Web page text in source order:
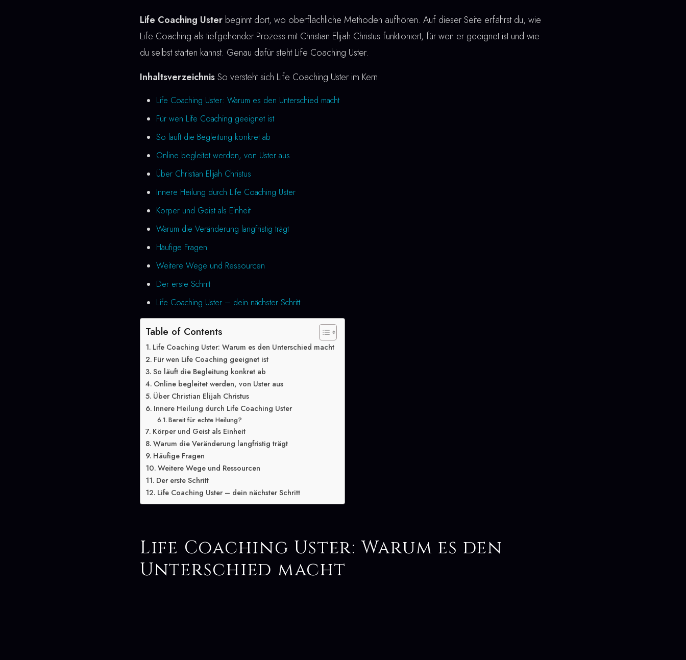
Life Coaching Uster beginnt dort, wo oberflächliche Methoden aufhören. Auf dieser Seite erfährst du, wie
Life Coaching als tiefgehender Prozess mit Christian Elijah Christus funktioniert, für wen er geeignet ist und wie
du selbst starten kannst. Genau dafür steht Life Coaching Uster.
InhaltsverzeichnisSo versteht sich Life Coaching Uster im Kern.
Life Coaching Uster: Warum es den Unterschied macht
Für wen Life Coaching geeignet ist
So läuft die Begleitung konkret ab
Online begleitet werden, von Uster aus
Über Christian Elijah Christus
Innere Heilung durch Life Coaching Uster
Körper und Geist als Einheit
Warum die Veränderung langfristig trägt
Häufige Fragen
Weitere Wege und Ressourcen
Der erste Schritt
Life Coaching Uster – dein nächster Schritt
Table of Contents
Life Coaching Uster: Warum es den Unterschied macht
Für wen Life Coaching geeignet ist
So läuft die Begleitung konkret ab
Online begleitet werden, von Uster aus
Über Christian Elijah Christus
Innere Heilung durch Life Coaching Uster
Bereit für echte Heilung?
Körper und Geist als Einheit
Warum die Veränderung langfristig trägt
Häufige Fragen
Weitere Wege und Ressourcen
Der erste Schritt
Life Coaching Uster – dein nächster Schritt
Life Coaching Uster: Warum es den
Unterschied macht